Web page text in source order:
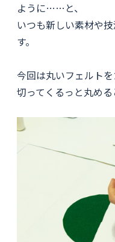
ように……と、
いつも新しい素材や
す。
今回は丸いフェルト
切ってくるっと丸める